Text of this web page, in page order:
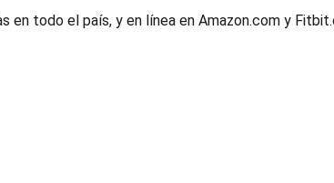
en todo el país, y en línea en Amazon.com y